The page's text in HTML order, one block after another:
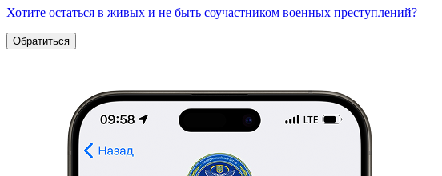
Хотите остаться в живых и не быть соучастником военных преступлений?
Обратиться